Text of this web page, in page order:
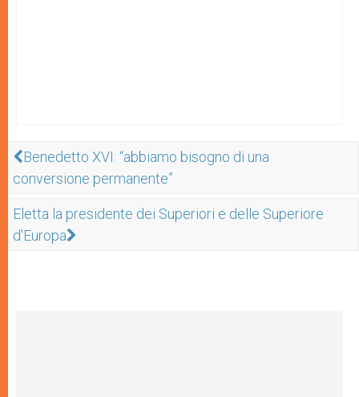
Benedetto XVI: “abbiamo bisogno di una
conversione permanente”
Eletta la presidente dei Superiori e delle Superiore
d'Europa